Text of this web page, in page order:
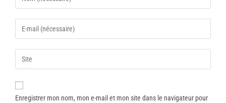
Enregistrer mon nom, mon e-mail et mon site dans le navigateur pour